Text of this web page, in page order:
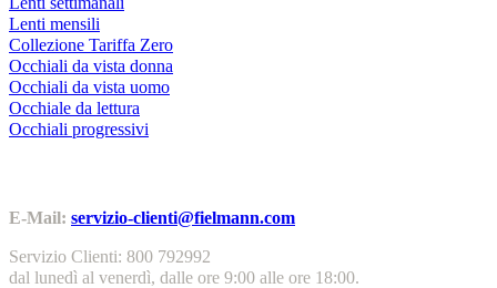
Lenti mensili
Collezione Tariffa Zero
Occhiali da vista donna
Occhiali da vista uomo
Occhiale da lettura
Occhiali progressivi
E-Mail: servizio-clienti@fielmann.com
Servizio Clienti: 800 792992
dal lunedì al venerdì, dalle ore 9:00 alle ore 18:00.